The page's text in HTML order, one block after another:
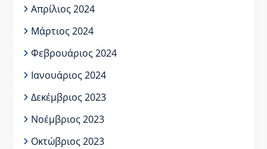
Απρίλιος 2024
Μάρτιος 2024
Φεβρουάριος 2024
Ιανουάριος 2024
Δεκέμβριος 2023
Νοέμβριος 2023
Οκτώβριος 2023